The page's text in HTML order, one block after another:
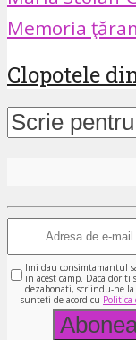
Memoria
Clopotele
Imi dau consimtamantul
in acest camp. Daca
dezabonati, scriindu-ne la
sunteti de acord cu Politica